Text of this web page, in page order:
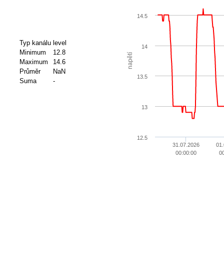
Typ kanálu level
Minimum
12.8
Maximum
14.6
Průměr
NaN
Suma
-
napětí
31.07.2026
00:00:00
12.5
13
13.5
14
14.5